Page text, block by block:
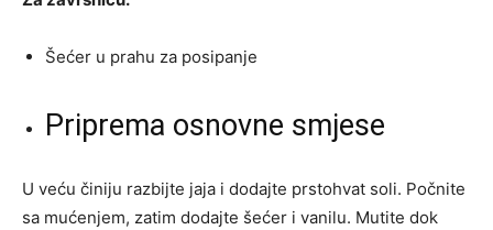
Šećer u prahu za posipanje
Priprema osnovne smjese
U veću činiju razbijte jaja i dodajte prstohvat soli. Počnite
sa mućenjem, zatim dodajte šećer i vanilu. Mutite dok